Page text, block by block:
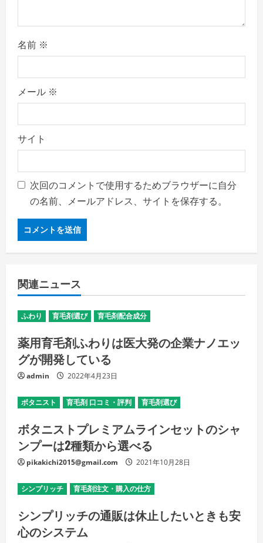
名前 ※
メール ※
サイト
次回のコメントで使用するためブラウザーに自分
の名前、メールアドレス、サイトを保存する。
関連ニュース
ふわり 育毛剤選び 育毛剤配合成分
薬用育毛剤ふわりは医大発の企業ナノエッ
グが開発している
admin 2022年4月23日
ボタニスト 育毛剤 口コミ・評判 育毛剤選び
ボタニストプレミアムラインセットのシャ
ンプーは2種類から選べる
pikakichi2015@gmail.com 2021年10月28日
シンプリッチ 育毛剤注文・購入の仕方
シンプリッチの通販は休止したいときも安
心のシステム